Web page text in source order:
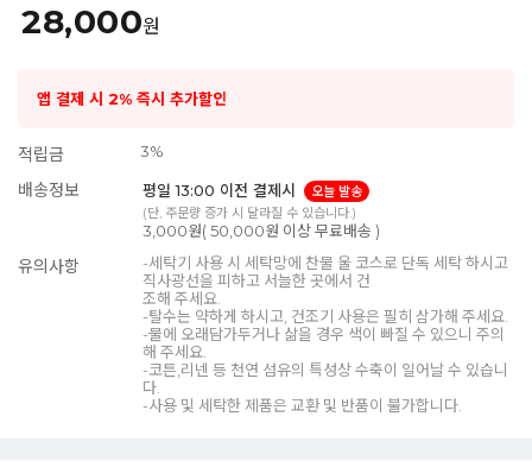
28,000원
앱 결제 시 2% 즉시 추가할인
적립금 3%
배송정보 평일 13:00 이전 결제시
오늘 발송
(단, 주문량 증가 시 달라질 수 있습니다.)
3,000원( 50,000원 이상 무료배송 )
유의사항
-세탁기 사용 시 세탁망에 찬물 울 코스로 단독 세탁 하시고
직사광선을 피하고 서늘한 곳에서 건
조해 주세요.
-탈수는 약하게 하시고, 건조기 사용은 필히 삼가해 주세요.
-물에 오래담가두거나 삶을 경우 색이 빠질 수 있으니 주의
해 주세요.
-코튼,리넨 등 천연 섬유의 특성상 수축이 일어날 수 있습니
다.
-사용 및 세탁한 제품은 교환 및 반품이 불가합니다.